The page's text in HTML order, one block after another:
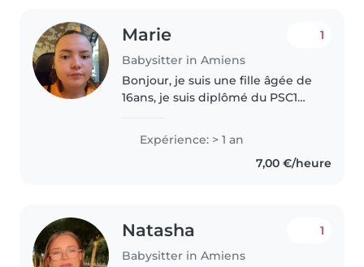
Marie
Babysitter in Amiens
1
Bonjour, je suis une fille âgée de
16ans, je suis diplômé du PSC1
j’ai également ma formation
générale du BAFA. Je voudrais
travailler avec les enfants..
Expérience: > 1 an
7,00 €/heure
Natasha
Babysitter in Amiens
1